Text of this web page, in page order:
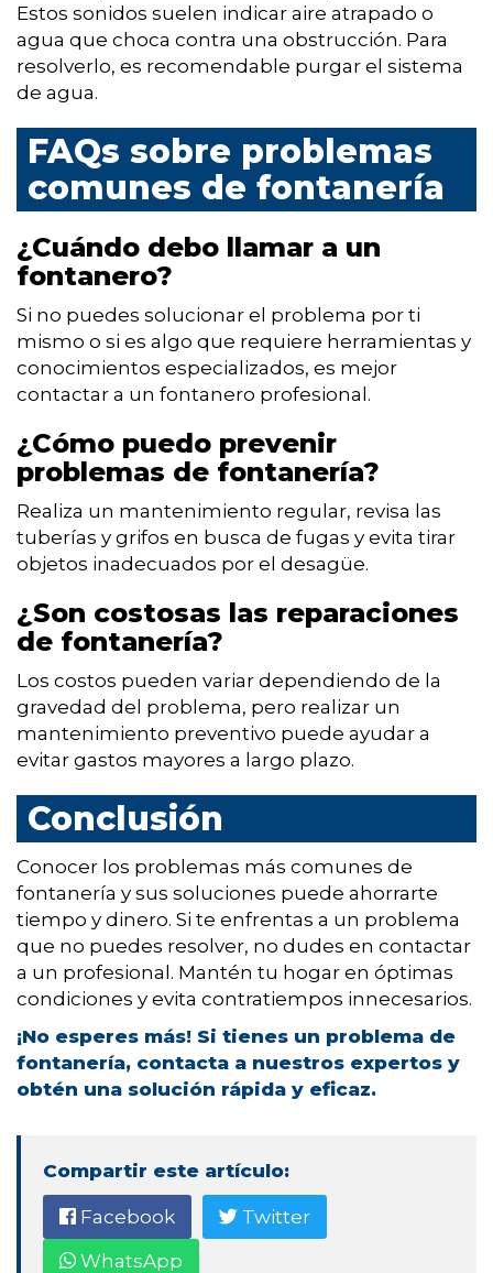
Estos sonidos suelen indicar aire atrapado o
agua que choca contra una obstrucción. Para
resolverlo, es recomendable purgar el sistema
de agua.
FAQs sobre problemas
comunes de fontanería
¿Cuándo debo llamar a un
fontanero?
Si no puedes solucionar el problema por ti
mismo o si es algo que requiere herramientas y
conocimientos especializados, es mejor
contactar a un fontanero profesional.
¿Cómo puedo prevenir
problemas de fontanería?
Realiza un mantenimiento regular, revisa las
tuberías y grifos en busca de fugas y evita tirar
objetos inadecuados por el desagüe.
¿Son costosas las reparaciones
de fontanería?
Los costos pueden variar dependiendo de la
gravedad del problema, pero realizar un
mantenimiento preventivo puede ayudar a
evitar gastos mayores a largo plazo.
Conclusión
Conocer los problemas más comunes de
fontanería y sus soluciones puede ahorrarte
tiempo y dinero. Si te enfrentas a un problema
que no puedes resolver, no dudes en contactar
a un profesional. Mantén tu hogar en óptimas
condiciones y evita contratiempos innecesarios.
¡No esperes más! Si tienes un problema de
fontanería, contacta a nuestros expertos y
obtén una solución rápida y eficaz.
Compartir este artículo:
Facebook
Twitter
WhatsApp